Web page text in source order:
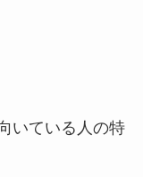
いている人の特